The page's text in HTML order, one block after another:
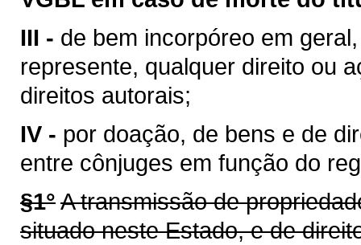
III - de bem incorpóreo em
represente, qualquer direito ou
direitos autorais;
IV - por doação, de bens e de
entre cônjuges em função do
§1°A transmissão de
situado neste Estado, e de